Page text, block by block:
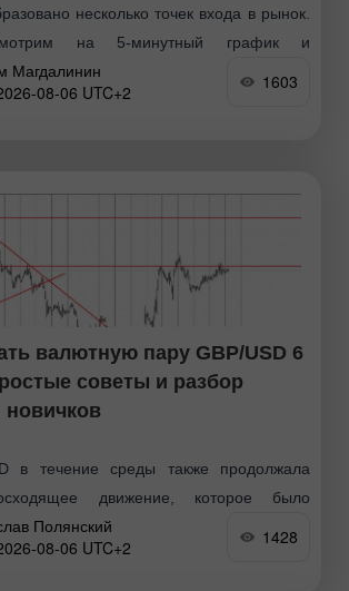
несколько точек входа в рынок.
на 5-минутный график и
тем, что там произошло. В своем
я обращал внимание на уровень
Магдалинин
08-06 UTC+2
1603
валютную пару GBP/USD 6
советы и разбор
новичков
в течение среды также продолжала
движение, которое было
и макроэкономической статистикой из-
и техникой. Напомним, что в
Полянский
08-06 UTC+2
1428